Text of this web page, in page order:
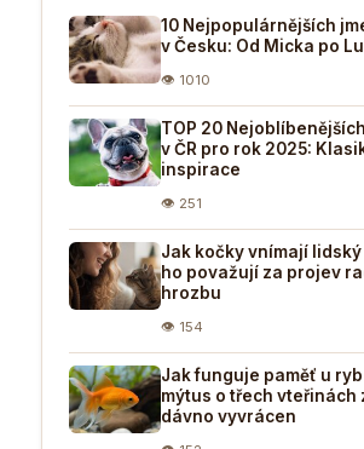
10 Nejpopulárnějších
v Česku: Od Micka po
👁 1010
TOP 20
v ČR pro rok 2025:
inspirace
👁 251
Jak kočky vnímají lidský
ho považují za projev
hrozbu
👁 154
Jak funguje paměť u
mýtus o třech vteřinách
dávno vyvrácen